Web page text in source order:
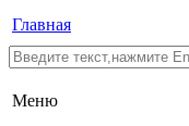
Главная
Меню